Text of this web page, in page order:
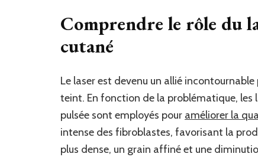
Comprendre le rôle du
cutané
Le laser est devenu un allié
teint. En fonction de la problématique,
pulsée sont employés pour améliorer la
intense des fibroblastes, favorisant la
plus dense, un grain affiné et une